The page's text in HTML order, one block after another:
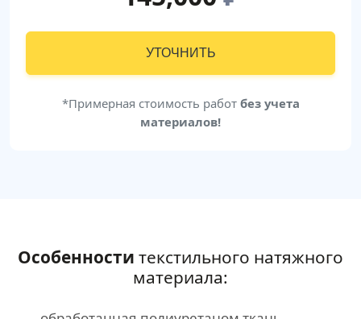
УТОЧНИТЬ
*Примерная стоимость работ без учета
материалов!
Особенности текстильного натяжного
материала: